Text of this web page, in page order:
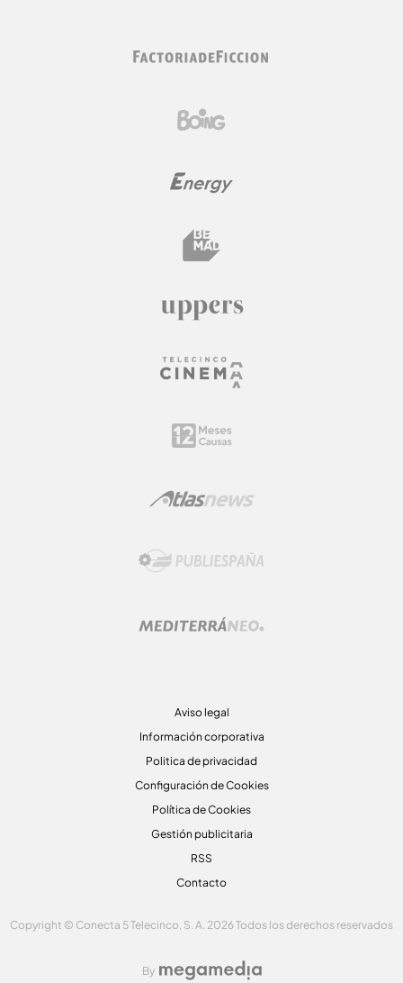
Aviso legal
Información corporativa
Politica de privacidad
Configuración de Cookies
Política de Cookies
Gestión publicitaria
RSS
Contacto
Copyright © Conecta 5 Telecinco, S. A. 2026 Todos los derechos reservados
By